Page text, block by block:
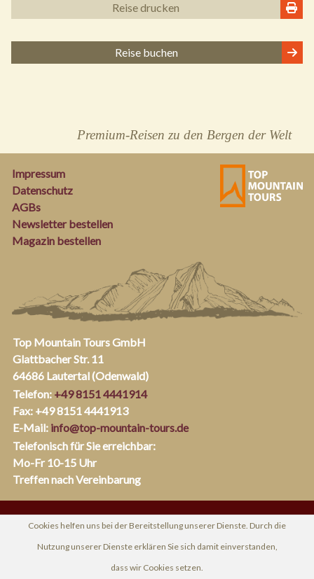
Reise drucken
Reise buchen
Premium-Reisen zu den Bergen der Welt
Impressum
Datenschutz
AGBs
Newsletter bestellen
Magazin bestellen
Top Mountain Tours GmbH
Glattbacher Str. 11
64686 Lautertal (Odenwald)
Telefon: +49 8151 4441914
Fax: +49 8151 4441913
E-Mail: info@top-mountain-tours.de
Telefonisch für Sie erreichbar:
Mo-Fr 10-15 Uhr
Treffen nach Vereinbarung
Cookies helfen uns bei der Bereitstellung unserer Dienste. Durch die
Nutzung unserer Dienste erklären Sie sich damit einverstanden,
dass wir Cookies setzen.